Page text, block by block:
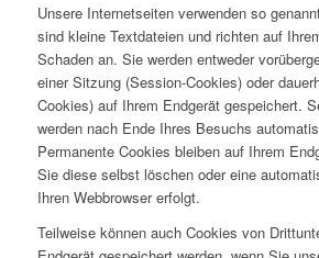
Unsere Internetseiten verwenden so
sind kleine Textdateien und richten auf
Schaden an. Sie werden entweder
einer Sitzung (Session-Cookies) oder
Cookies) auf Ihrem Endgerät gespeichert.
werden nach Ende Ihres Besuchs
Permanente Cookies bleiben auf Ihrem
Sie diese selbst löschen oder eine
Ihren Webbrowser erfolgt.
Teilweise können auch Cookies von